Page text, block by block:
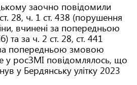
заочно повідомили
28, ч. 1 ст. 438 (порушення
вчинені за попередньою
та за ч. 2 ст. 28, ст. 441
попередньою змовою
у росЗМІ повідомлялось, що
у Бердянську улітку 2023